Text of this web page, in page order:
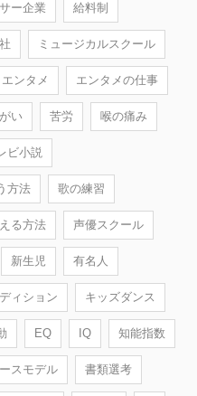
ー企業 給料制
ミュージカルスクール
エンタメ エンタメの仕事
い 苦労 喉の痛み
ビ小説
方法 歌の練習
る方法 声優スクール
新生児 有名人
ィション キッズダンス
EQ IQ 知能指数
スモデル 書類選考